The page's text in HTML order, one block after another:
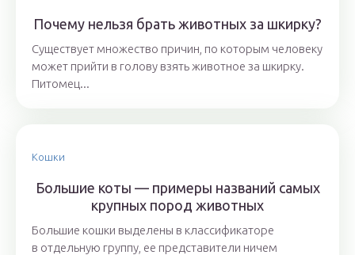
Почему нельзя брать животных за шкирку?
Существует множество причин, по которым человеку
может прийти в голову взять животное за шкирку.
Питомец...
Кошки
Большие коты — примеры названий самых
крупных пород животных
Большие кошки выделены в классификаторе
в отдельную группу, ее представители ничем